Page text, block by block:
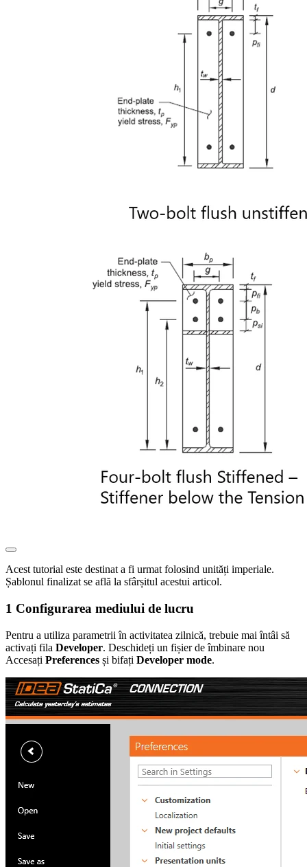
Acest tutorial este destinat a fi urmat folosind unități imperiale.
Șablonul finalizat se află la sfârșitul acestui articol.
1 Configurarea mediului de lucru
Pentru a utiliza parametrii în activitatea zilnică, trebuie mai întâi să
activați fila Developer. Deschideți un fișier de îmbinare nou
Accesați Preferences și bifați Developer mode.